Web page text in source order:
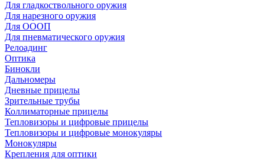
Для гладкоствольного оружия
Для нарезного оружия
Для ОООП
Для пневматического оружия
Релоадинг
Оптика
Бинокли
Дальномеры
Дневные прицелы
Зрительные трубы
Коллиматорные прицелы
Тепловизоры и цифровые прицелы
Тепловизоры и цифровые монокуляры
Монокуляры
Крепления для оптики